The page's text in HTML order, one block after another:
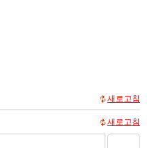
새로고침
새로고침